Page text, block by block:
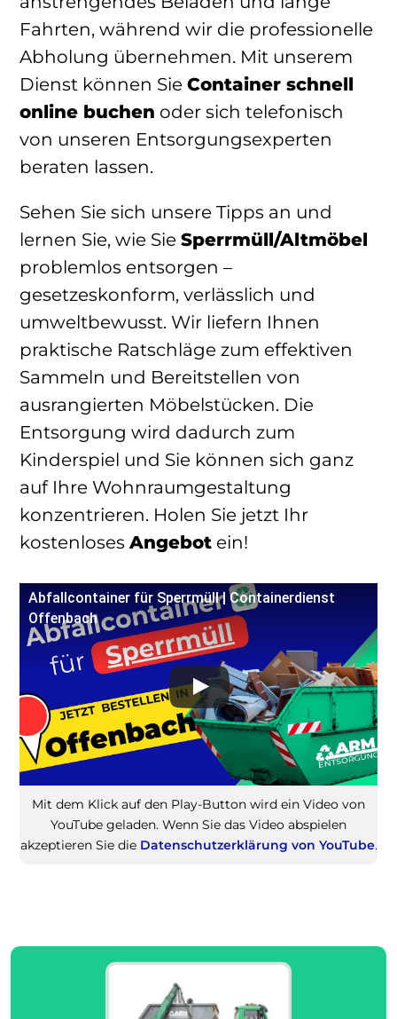
Fahrten, während wir die professionelle
Abholung übernehmen. Mit unserem
Dienst können Sie Container schnell
online buchen oder sich telefonisch
von unseren Entsorgungsexperten
beraten lassen.
Sehen Sie sich unsere Tipps an und
lernen Sie, wie Sie Sperrmüll/Altmöbel
problemlos entsorgen –
gesetzeskonform, verlässlich und
umweltbewusst. Wir liefern Ihnen
praktische Ratschläge zum effektiven
Sammeln und Bereitstellen von
ausrangierten Möbelstücken. Die
Entsorgung wird dadurch zum
Kinderspiel und Sie können sich ganz
auf Ihre Wohnraumgestaltung
konzentrieren. Holen Sie jetzt Ihr
kostenloses Angebot ein!
Abfallcontainer für Sperrmüll | Containerdienst
Offenbach
Mit dem Klick auf den Play-Button wird ein Video von
YouTube geladen. Wenn Sie das Video abspielen
akzeptieren Sie die Datenschutzerklärung von YouTube.